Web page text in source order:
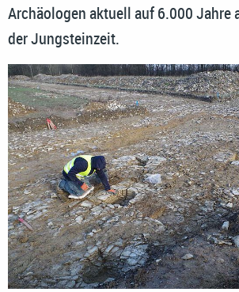
Archäologen aktuell auf 6.000 Jahre
der Jungsteinzeit.